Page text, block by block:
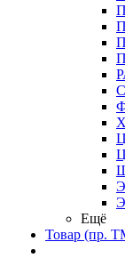
Ещё
Товар (пр.